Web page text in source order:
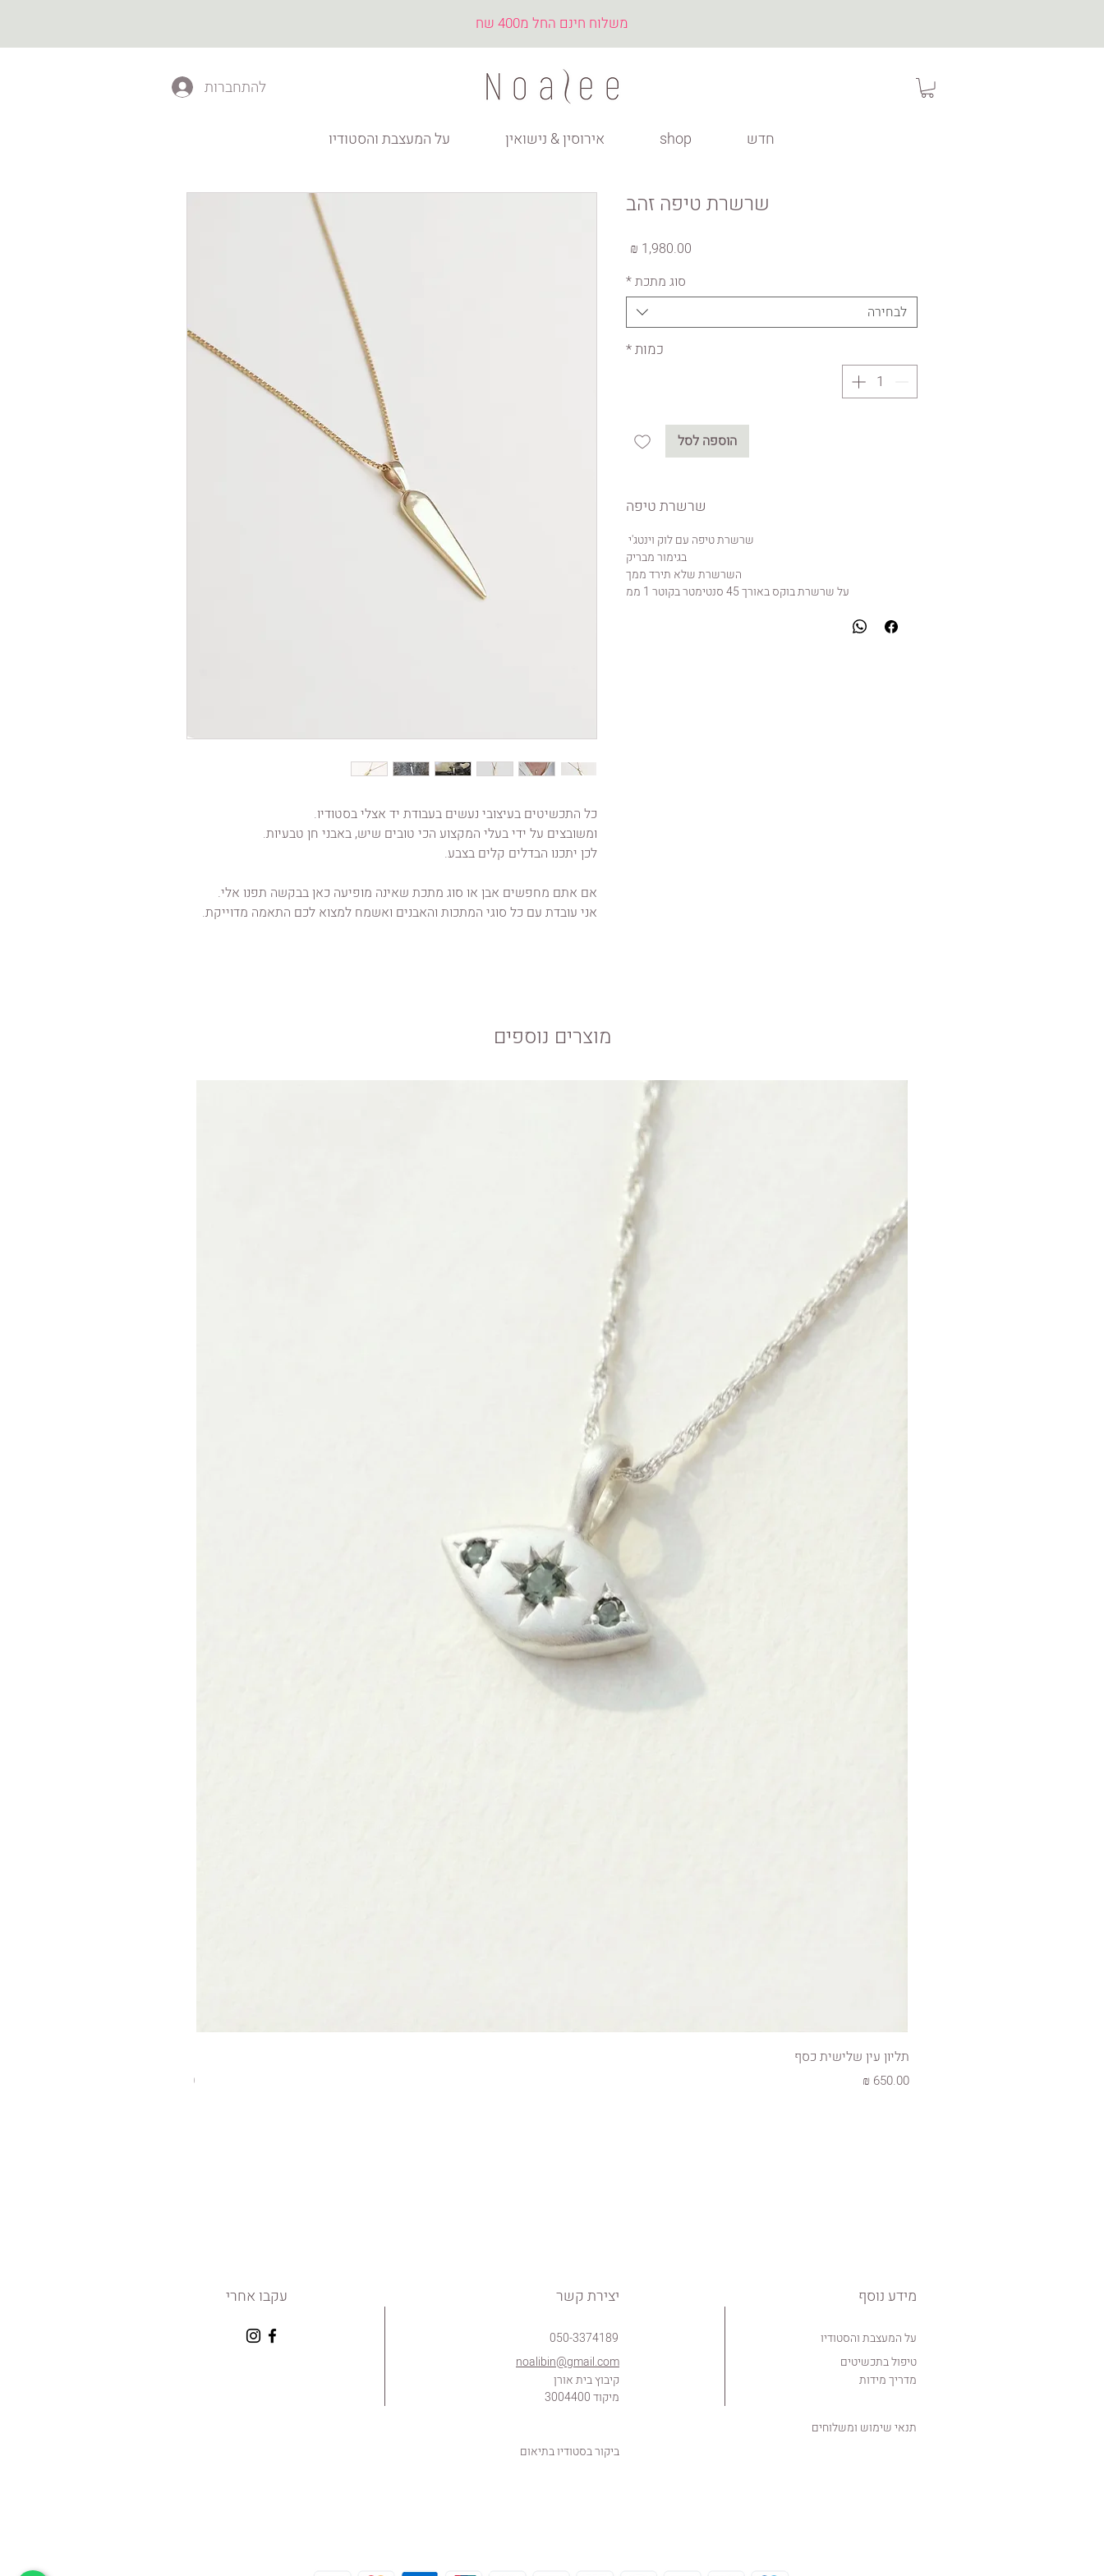
משלוח חינם החל מ400 שח
להתחברות
חדש shop אירוסין & נישואין על המעצבת והסטודיו
כל התכשיטים בעיצובי נעשים בעבודת יד אצלי בסטודיו.
ומשובצים על ידי בעלי המקצוע הכי טובים שיש, באבני חן טבעיות.
לכן יתכנו הבדלים קלים בצבע.
אם אתם מחפשים אבן או סוג מתכת שאינה מופיעה כאן בבקשה תפנו אלי.
אני עובדת עם כל סוגי המתכות והאבנים ואשמח למצוא לכם התאמה מדוייקת.
שרשרת טיפה זהב
סוג מתכת*
לבחירה
כמות*
הוספה לסל
שרשרת טיפה
שרשרת טיפה עם לוק וינטג'י
בגימור מבריק
השרשרת שלא תירד ממך
על שרשרת בוקס באורך 45 סנטימטר בקוטר 1 ממ
מוצרים נוספים
תליון עין שלישית כסף
מחיר מחיר
עקבו אחרי יצירת קשר
050-3374189
noalibin@gmail.com
קיבוץ בית אורן
מיקוד 3004400
מידע נוסף
על המעצבת והסטודיו
טיפול בתכשיטים
מדריך מידות
תנאי שימוש ומשלוחים
ביקור בסטודיו בתיאום